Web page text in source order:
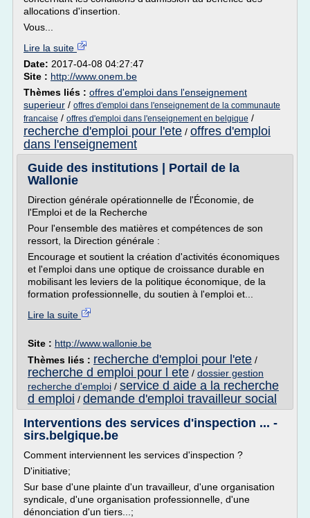
allocations d'insertion.
Vous...
Lire la suite
Date: 2017-04-08 04:27:47
Site : http://www.onem.be
Thèmes liés : offres d'emploi dans l'enseignement
superieur / offres d'emploi dans l'enseignement de la communaute
francaise / offres d'emploi dans l'enseignement en belgique /
recherche d'emploi pour l'ete / offres d'emploi
dans l'enseignement
Guide des institutions | Portail de la
Wallonie
Direction générale opérationnelle de l'Économie, de
l'Emploi et de la Recherche
Pour l'ensemble des matières et compétences de son
ressort, la Direction générale :
Encourage et soutient la création d'activités économiques
et l'emploi dans une optique de croissance durable en
mobilisant les leviers de la politique économique, de la
formation professionnelle, du soutien à l'emploi et...
Lire la suite
Site : http://www.wallonie.be
Thèmes liés : recherche d'emploi pour l'ete /
recherche d emploi pour l ete / dossier gestion
recherche d'emploi / service d aide a la recherche
d emploi / demande d'emploi travailleur social
Interventions des services d'inspection ... -
sirs.belgique.be
Comment interviennent les services d'inspection ?
D'initiative;
Sur base d'une plainte d'un travailleur, d'une organisation
syndicale, d'une organisation professionnelle, d'une
dénonciation d'un tiers...;